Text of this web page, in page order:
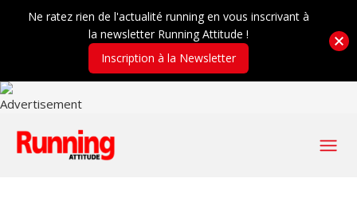
Ne ratez rien de l'actualité running en vous inscrivant à
la newsletter Running Attitude !
Inscription à la Newsletter